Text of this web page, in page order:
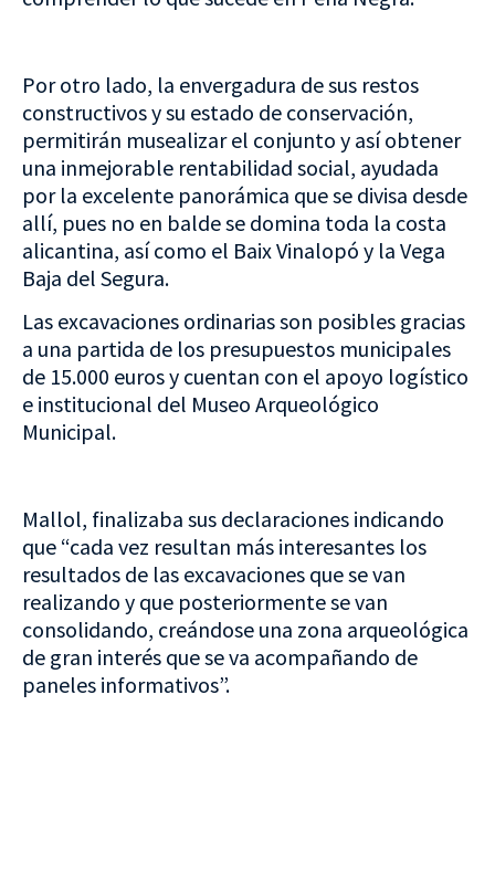
Por otro lado, la envergadura de sus restos
constructivos y su estado de conservación,
permitirán musealizar el conjunto y así obtener
una inmejorable rentabilidad social, ayudada
por la excelente panorámica que se divisa desde
allí, pues no en balde se domina toda la costa
alicantina, así como el Baix Vinalopó y la Vega
Baja del Segura.
Las excavaciones ordinarias son posibles gracias
a una partida de los presupuestos municipales
de 15.000 euros y cuentan con el apoyo logístico
e institucional del Museo Arqueológico
Municipal.
Mallol, finalizaba sus declaraciones indicando
que “cada vez resultan más interesantes los
resultados de las excavaciones que se van
realizando y que posteriormente se van
consolidando, creándose una zona arqueológica
de gran interés que se va acompañando de
paneles informativos”.